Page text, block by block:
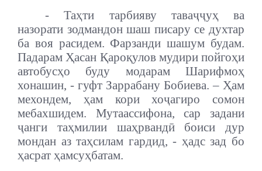
- Таҳти тарбияву таваҷҷуҳ ва
назорати зодмандон шаш писару се духтар
ба воя расидем. Фарзанди шашум будам.
Падарам Ҳасан Қароқулов мудири пойгоҳи
автобусҳо буду модарам Шарифмоҳ
хонашин, - гуфт Заррабану Бобиева. – Ҳам
мехондем, ҳам кори хоҷагиро сомон
мебахшидем. Мутаассифона, сар задани
ҷанги таҳмилии шаҳрвандӣ боиси дур
мондан аз таҳсилам гардид, - ҳадс зад бо
ҳасрат ҳамсуҳбатам.